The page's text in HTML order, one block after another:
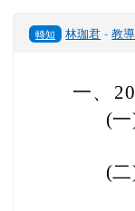
轉知 林珈君 -教
一、
(
(